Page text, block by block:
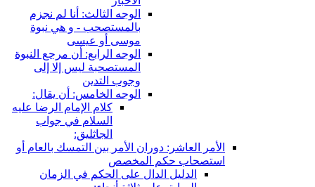
الوجه الثالث: أنا لم نجزم
بالمستصحب - و هي نبوة
موسى أو عيسى
الوجه الرابع: أن مرجع النبوة
المستصحبة ليس إلا إلى
وجوب التدين
الوجه الخامس: أن يقال:
كلام الإمام الرضا عليه
السلام في جواب
الجاثليق:
الأمر العاشر: دوران الأمر بين التمسك بالعام أو
استصحاب حكم المخصص
الدليل الدال على الحكم في الزمان